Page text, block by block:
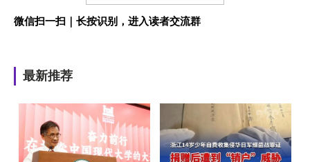
微信扫一扫｜长按识别，进入读者交流群
最新推荐